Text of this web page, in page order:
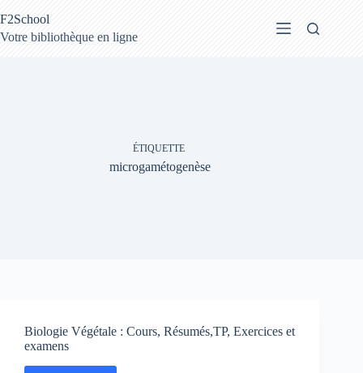
au
contenu
F2School
Votre bibliothèque en ligne
ÉTIQUETTE
microgamétogenèse
Biologie Végétale : Cours, Résumés,TP, Exercices et
examens